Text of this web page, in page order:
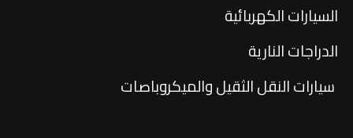
السيارات الكهربائية
الدراجات النارية
سيارات النقل الثقيل والميكروباصات